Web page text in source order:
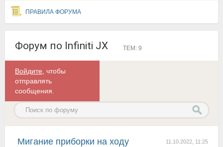
ПРАВИЛА ФОРУМА
Форум по Infiniti JX ТЕМ: 9
Войдите , чтобы
отправлять
сообщения.
11.10.2022, 11:25
Мигание приборки на ходу